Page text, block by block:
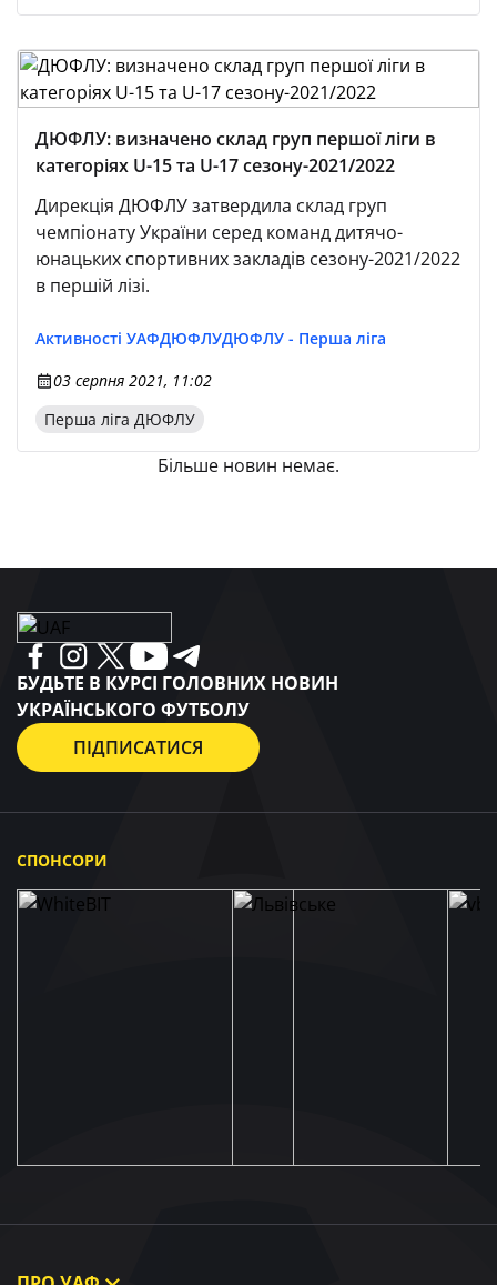
ДЮФЛУ: визначено склад груп першої ліги в
категоріях U-15 та U-17 сезону-2021/2022
Дирекція ДЮФЛУ затвердила склад груп
чемпіонату України серед команд дитячо-
юнацьких спортивних закладів сезону-2021/2022
в першій лізі.
Активності УАФДЮФЛУДЮФЛУ - Перша ліга
03 серпня 2021, 11:02
Перша ліга ДЮФЛУ
Більше новин немає.
БУДЬТЕ В КУРСІ ГОЛОВНИХ НОВИН
УКРАЇНСЬКОГО ФУТБОЛУ
ПІДПИСАТИСЯ
СПОНСОРИ